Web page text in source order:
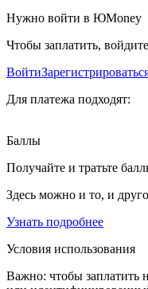
Нужно войти в ЮMoney
Чтобы заплатить,
Войти
Для платежа подходят:
Баллы
Получайте и тратьте
Здесь можно и то, и
Узнать подробнее
Условия использования
Важно: чтобы заплатить